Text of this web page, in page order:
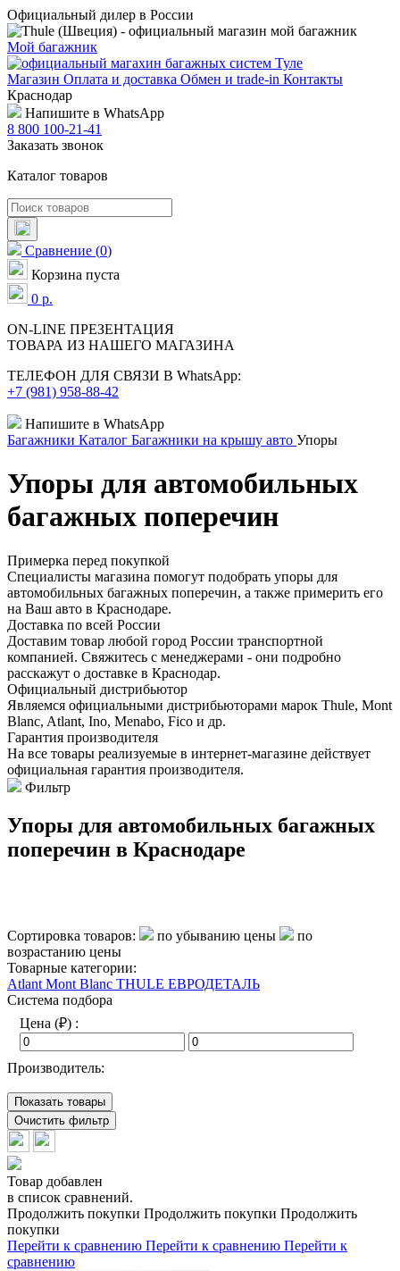
Официальный дилер в России
Мой багажник
Магазин Оплата и доставка Обмен и trade-in Контакты
Краснодар
Напишите в WhatsApp
8 800 100-21-41
Заказать звонок
Каталог товаров
Сравнение (0)
Корзина пуста
0 р.
ON-LINE ПРЕЗЕНТАЦИЯ
ТОВАРА ИЗ НАШЕГО МАГАЗИНА
ТЕЛЕФОН ДЛЯ СВЯЗИ В WhatsApp:
+7 (981) 958-88-42
Напишите в WhatsApp
Багажники Каталог Багажники на крышу авто Упоры
Упоры для автомобильных
багажных поперечин
Примерка перед покупкой
Специалисты магазина помогут подобрать упоры для
автомобильных багажных поперечин, а также примерить его
на Ваш авто в Краснодаре.
Доставка по всей России
Доставим товар любой город России транспортной
компанией. Свяжитесь с менеджерами - они подробно
расскажут о доставке в Краснодар.
Официальный дистрибьютор
Являемся официальными дистрибьюторами марок Thule, Mont
Blanc, Atlant, Ino, Menabo, Fico и др.
Гарантия производителя
На все товары реализуемые в интернет-магазине действует
официальная гарантия производителя.
Фильтр
Упоры для автомобильных багажных
поперечин в Краснодаре
Сортировка товаров: по убыванию цены
по
возрастанию цены
Товарные категории:
Atlant Mont Blanc THULE ЕВРОДЕТАЛЬ
Система подбора
Цена (₽) :
Производитель:
Показать товары
Очистить фильтр
Товар добавлен
в список сравнений.
Продолжить покупки Продолжить покупки Продолжить
покупки
Перейти к сравнению Перейти к сравнению Перейти к
сравнению